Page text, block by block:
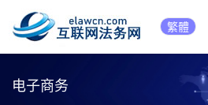
繁體
电子商务